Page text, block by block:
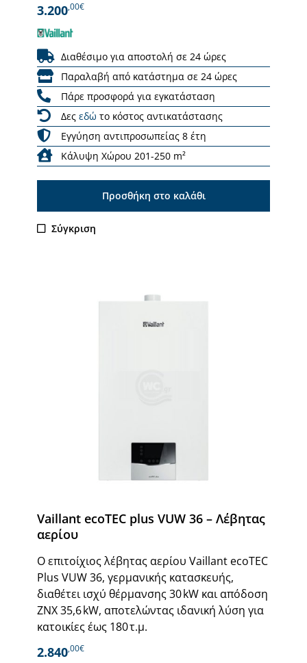
3.200,00€
Διαθέσιμο για αποστολή σε 24 ώρες
Παραλαβή από κατάστημα σε 24 ώρες
Πάρε προσφορά για εγκατάσταση
Δες εδώ το κόστος αντικατάστασης
Εγγύηση αντιπροσωπείας 8 έτη
Κάλυψη Χώρου 201-250 m²
Προσθήκη στο καλάθι
Σύγκριση
Vaillant ecoTEC plus VUW 36 – Λέβητας
αερίου
Ο επιτοίχιος λέβητας αερίου Vaillant ecoTEC
Plus VUW 36, γερμανικής κατασκευής,
διαθέτει ισχύ θέρμανσης 30 kW και απόδοση
ΖΝΧ 35,6 kW, αποτελώντας ιδανική λύση για
κατοικίες έως 180 τ.μ.
2.840,00€